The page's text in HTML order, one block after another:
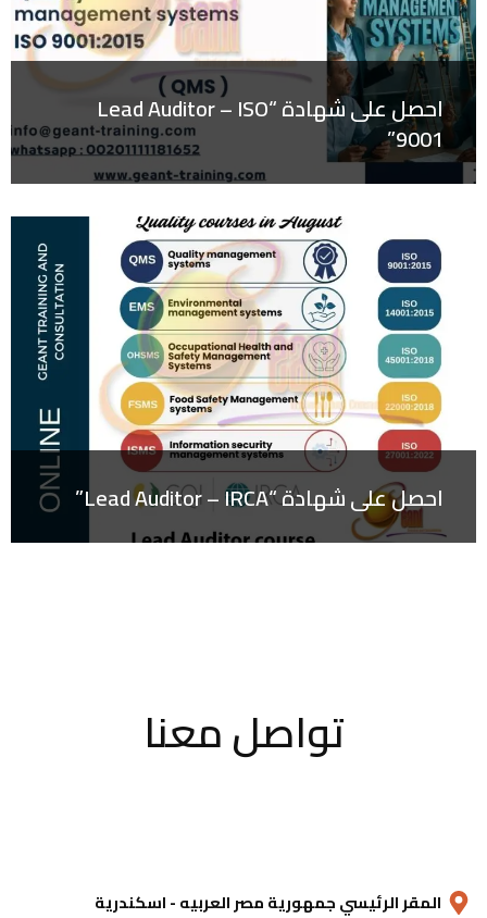
احصل على شهادة “Lead Auditor – ISO
9001”
احصل على شهادة “Lead Auditor – IRCA”
تواصل معنا
المقر الرئيسي جمهورية مصر العربيه - اسكندرية